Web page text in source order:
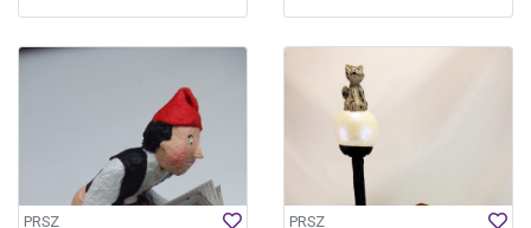
PRSZ PRSZ